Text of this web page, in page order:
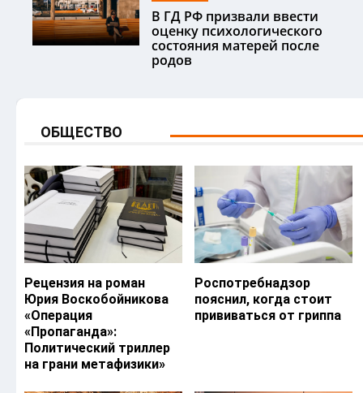
В ГД РФ призвали ввести
оценку психологического
состояния матерей после
родов
ОБЩЕСТВО
Рецензия на роман
Юрия Воскобойникова
«Операция
«Пропаганда»:
Политический триллер
на грани метафизики»
Роспотребнадзор
пояснил, когда стоит
прививаться от гриппа